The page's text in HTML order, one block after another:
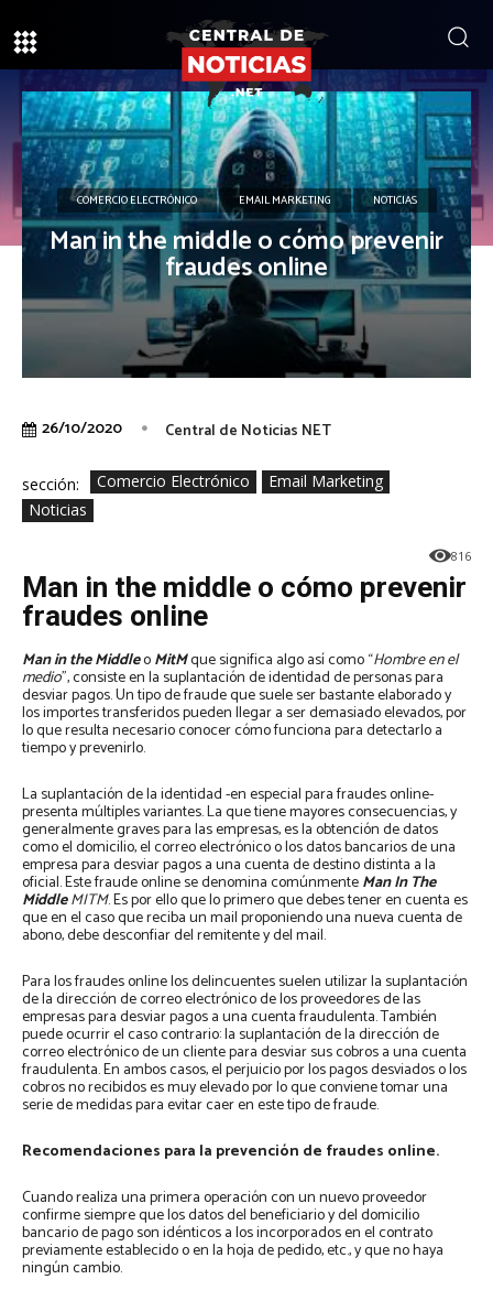
COMERCIO ELECTRÓNICO EMAIL MARKETING NOTICIAS
Man in the middle o cómo prevenir
fraudes online
26/10/2020 Central de Noticias NET
sección: Comercio Electrónico
Email Marketing
Noticias
816
Man in the middle o cómo prevenir
fraudes online
Man in the MiddleoMitMque significa algo así como “Hombre en el
medio”, consiste en la suplantación de identidad de personas para
desviar pagos. Un tipo de fraude que suele ser bastante elaborado y
los importes transferidos pueden llegar a ser demasiado elevados, por
lo que resulta necesario conocer cómo funciona para detectarlo a
tiempo y prevenirlo.
La suplantación de la identidad -en especial para fraudes online-
presenta múltiples variantes. La que tiene mayores consecuencias, y
generalmente graves para las empresas, es la obtención de datos
como el domicilio, el correo electrónico o los datos bancarios de una
empresa para desviar pagos a una cuenta de destino distinta a la
oficial. Este fraude online se denomina comúnmenteMan In The
MiddleMITM. Es por ello que lo primero que debes tener en cuenta es
que en el caso que reciba un mail proponiendo una nueva cuenta de
abono, debe desconfiar del remitente y del mail.
Para los fraudes online los delincuentes suelen utilizar la suplantación
de la dirección de correo electrónico de los proveedores de las
empresas para desviar pagos a una cuenta fraudulenta. También
puede ocurrir el caso contrario: la suplantación de la dirección de
correo electrónico de un cliente para desviar sus cobros a una cuenta
fraudulenta. En ambos casos, el perjuicio por los pagos desviados o los
cobros no recibidos es muy elevado por lo que conviene tomar una
serie de medidas para evitar caer en este tipo de fraude.
Recomendaciones para la prevención de fraudes online.
Cuando realiza una primera operación con un nuevo proveedor
confirme siempre que los datos del beneficiario y del domicilio
bancario de pago son idénticos a los incorporados en el contrato
previamente establecido o en la hoja de pedido, etc., y que no haya
ningún cambio.